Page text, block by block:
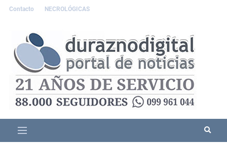
Contacto NECROLÓGICAS